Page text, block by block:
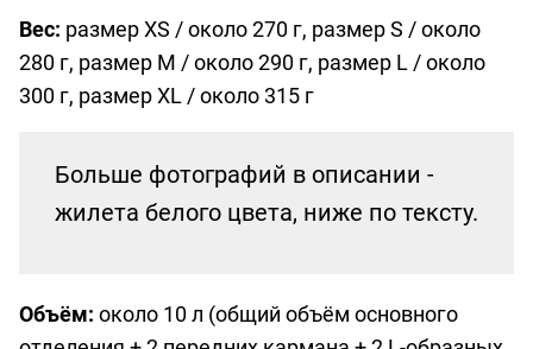
Вес: размер XS / около 270 г, размер S / около
280 г, размер M / около 290 г, размер L / около
300 г, размер XL / около 315 г
Больше фотографий в описании -
жилета белого цвета, ниже по тексту.
Объём: около 10 л (общий объём основного